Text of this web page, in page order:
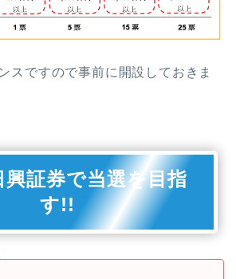
スですので事前に開設しておきま
興証券で当選を目指
す!!